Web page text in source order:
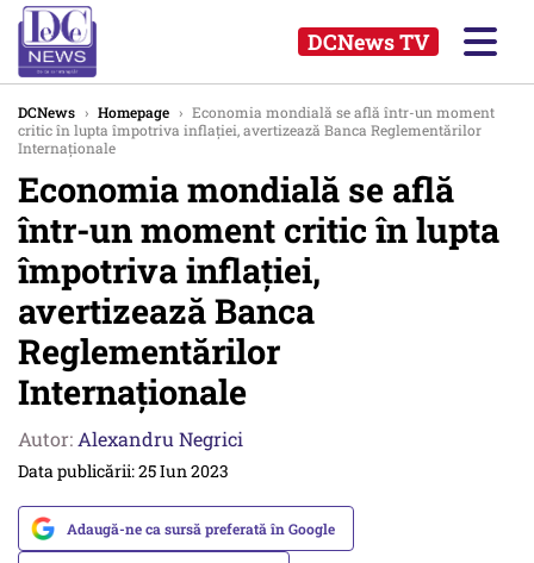
DCNews TV
DCNews › Homepage › Economia mondială se află într-un moment
critic în lupta împotriva inflației, avertizează Banca Reglementărilor
Internaționale
Economia mondială se află
într-un moment critic în lupta
împotriva inflației,
avertizează Banca
Reglementărilor
Internaționale
Autor: Alexandru Negrici
Data publicării: 25 Iun 2023
Adaugă-ne ca sursă preferată în Google